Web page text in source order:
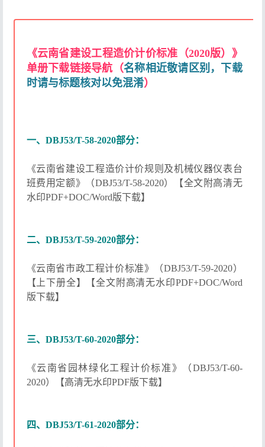
《云南省建设工程造价计价标准（2020版）》
单册下载链接导航（名称相近敬请区别，下载
时请与标题核对以免混淆）
一、DBJ53/T-58-2020部分：
《云南省建设工程造价计价规则及机械仪器仪表台
班费用定额》（DBJ53/T-58-2020）【全文附高清无
水印PDF+DOC/Word版下载】
二、DBJ53/T-59-2020部分：
《云南省市政工程计价标准》（DBJ53/T-59-2020）
【上下册全】【全文附高清无水印PDF+DOC/Word
版下载】
三、DBJ53/T-60-2020部分：
《云南省园林绿化工程计价标准》（DBJ53/T-60-
2020）【高清无水印PDF版下载】
四、DBJ53/T-61-2020部分：